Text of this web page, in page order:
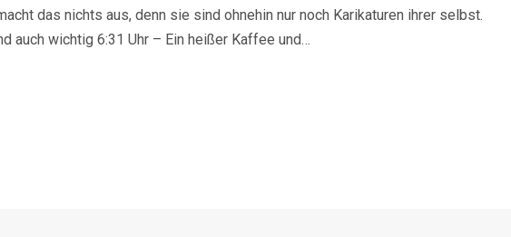
das nichts aus, denn sie sind ohnehin nur noch Karikaturen ihrer selbst.
auch wichtig 6:31 Uhr – Ein heißer Kaffee und…